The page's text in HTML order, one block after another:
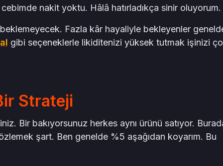
nakit yoktu. Hâlâ hatırladıkça sinir oluyorum.
Fazla kâr hayaliyle bekleyenler
gibi seçeneklerle likiditenizi yüksek tutmak işinizi
Strateji
Bir bakıyorsunuz herkes aynı ürünü satıyor.
şart. Ben genelde %5 aşağıdan koyarım. Bu